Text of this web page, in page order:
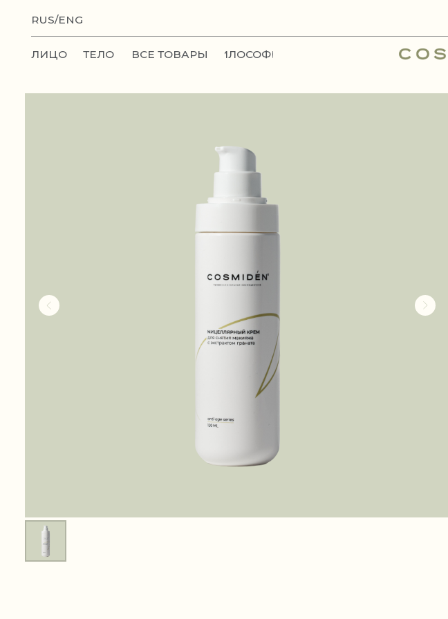
RUS/ENG
ВСЕ ТОВАРЫ
ЛИЦО ТЕЛО COSMI-
ФИЛОСОФИЯ
Масло виноградной косточки
Яблочные аминокислоты